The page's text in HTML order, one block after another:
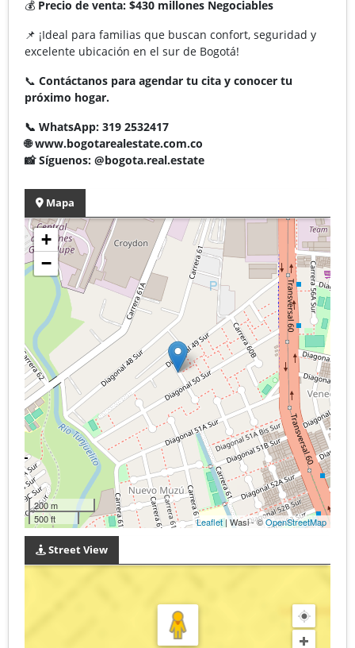
💰 Precio de venta: $430 millones Negociables
📌 ¡Ideal para familias que buscan confort, seguridad y
excelente ubicación en el sur de Bogotá!
📞 Contáctanos para agendar tu cita y conocer tu
próximo hogar.
📞 WhatsApp: 319 2532417
🌐 www.bogotarealestate.com.co
📸 Síguenos: @bogota.real.estate
Mapa
+
−
200 m
500 ft
Leaflet| Wasi - ©OpenStreetMap
Street View